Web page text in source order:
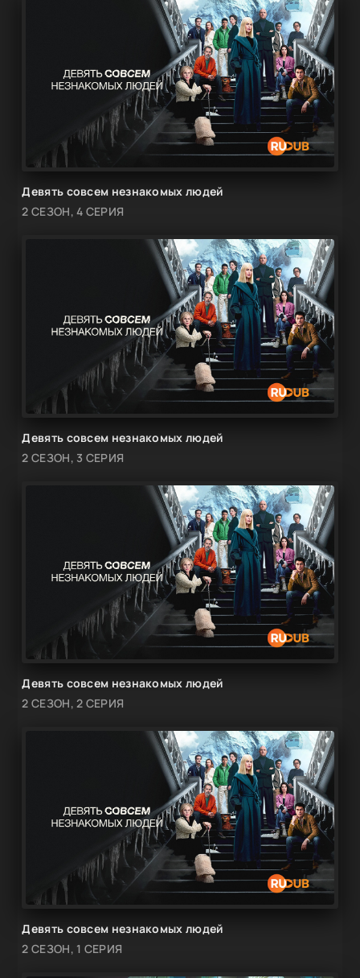
Девять совсем незнакомых людей
2 СЕЗОН, 4 СЕРИЯ
Девять совсем незнакомых людей
2 СЕЗОН, 3 СЕРИЯ
Девять совсем незнакомых людей
2 СЕЗОН, 2 СЕРИЯ
Девять совсем незнакомых людей
2 СЕЗОН, 1 СЕРИЯ